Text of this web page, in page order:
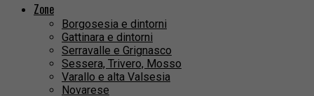
Zone
Borgosesia e dintorni
Gattinara e dintorni
Serravalle e Grignasco
Sessera, Trivero, Mosso
Varallo e alta Valsesia
Novarese